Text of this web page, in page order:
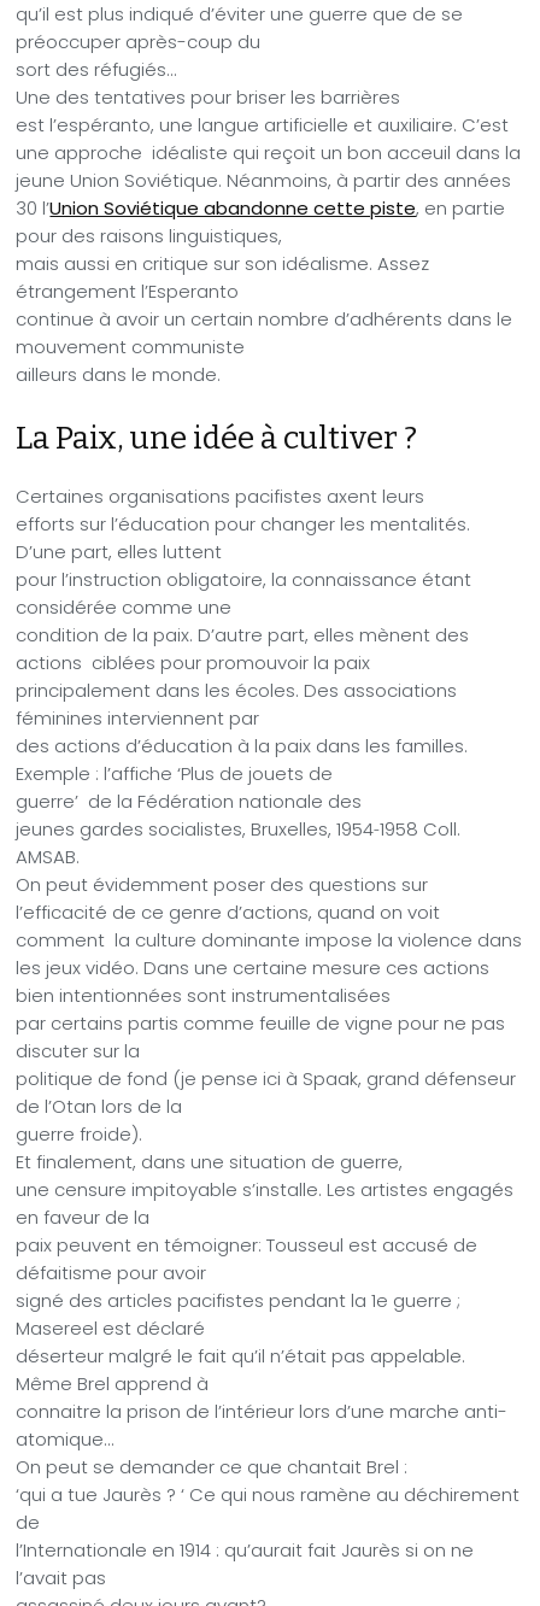
qu’il est plus indiqué d’éviter une guerre que de se
préoccuper après-coup du
sort des réfugiés…
Une des tentatives pour briser les barrières
est l’espéranto, une langue artificielle et auxiliaire. C’est
une approche idéaliste qui reçoit un bon acceuil dans la
jeune Union Soviétique. Néanmoins, à partir des années
30 l’Union Soviétique abandonne cette piste, en partie
pour des raisons linguistiques,
mais aussi en critique sur son idéalisme. Assez
étrangement l’Esperanto
continue à avoir un certain nombre d’adhérents dans le
mouvement communiste
ailleurs dans le monde.
La Paix, une idée à cultiver ?
Certaines organisations pacifistes axent leurs
efforts sur l’éducation pour changer les mentalités.
D’une part, elles luttent
pour l’instruction obligatoire, la connaissance étant
considérée comme une
condition de la paix. D’autre part, elles mènent des
actions ciblées pour promouvoir la paix
principalement dans les écoles. Des associations
féminines interviennent par
des actions d’éducation à la paix dans les familles.
Exemple : l’affiche ‘Plus de jouets de
guerre’ de la Fédération nationale des
jeunes gardes socialistes, Bruxelles, 1954‐1958 Coll.
AMSAB.
On peut évidemment poser des questions sur
l’efficacité de ce genre d’actions, quand on voit
comment la culture dominante impose la violence dans
les jeux vidéo. Dans une certaine mesure ces actions
bien intentionnées sont instrumentalisées
par certains partis comme feuille de vigne pour ne pas
discuter sur la
politique de fond (je pense ici à Spaak, grand défenseur
de l’Otan lors de la
guerre froide).
Et finalement, dans une situation de guerre,
une censure impitoyable s’installe. Les artistes engagés
en faveur de la
paix peuvent en témoigner: Tousseul est accusé de
défaitisme pour avoir
signé des articles pacifistes pendant la 1e guerre ;
Masereel est déclaré
déserteur malgré le fait qu’il n’était pas appelable.
Même Brel apprend à
connaitre la prison de l’intérieur lors d’une marche anti-
atomique…
On peut se demander ce que chantait Brel :
‘qui a tue Jaurès ? ‘ Ce qui nous ramène au déchirement
de
l’Internationale en 1914 : qu’aurait fait Jaurès si on ne
l’avait pas